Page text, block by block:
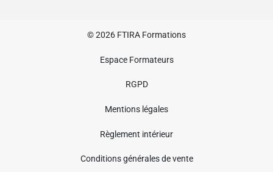
© 2026 FTIRA Formations
Espace Formateurs
RGPD
Mentions légales
Règlement intérieur
Conditions générales de vente